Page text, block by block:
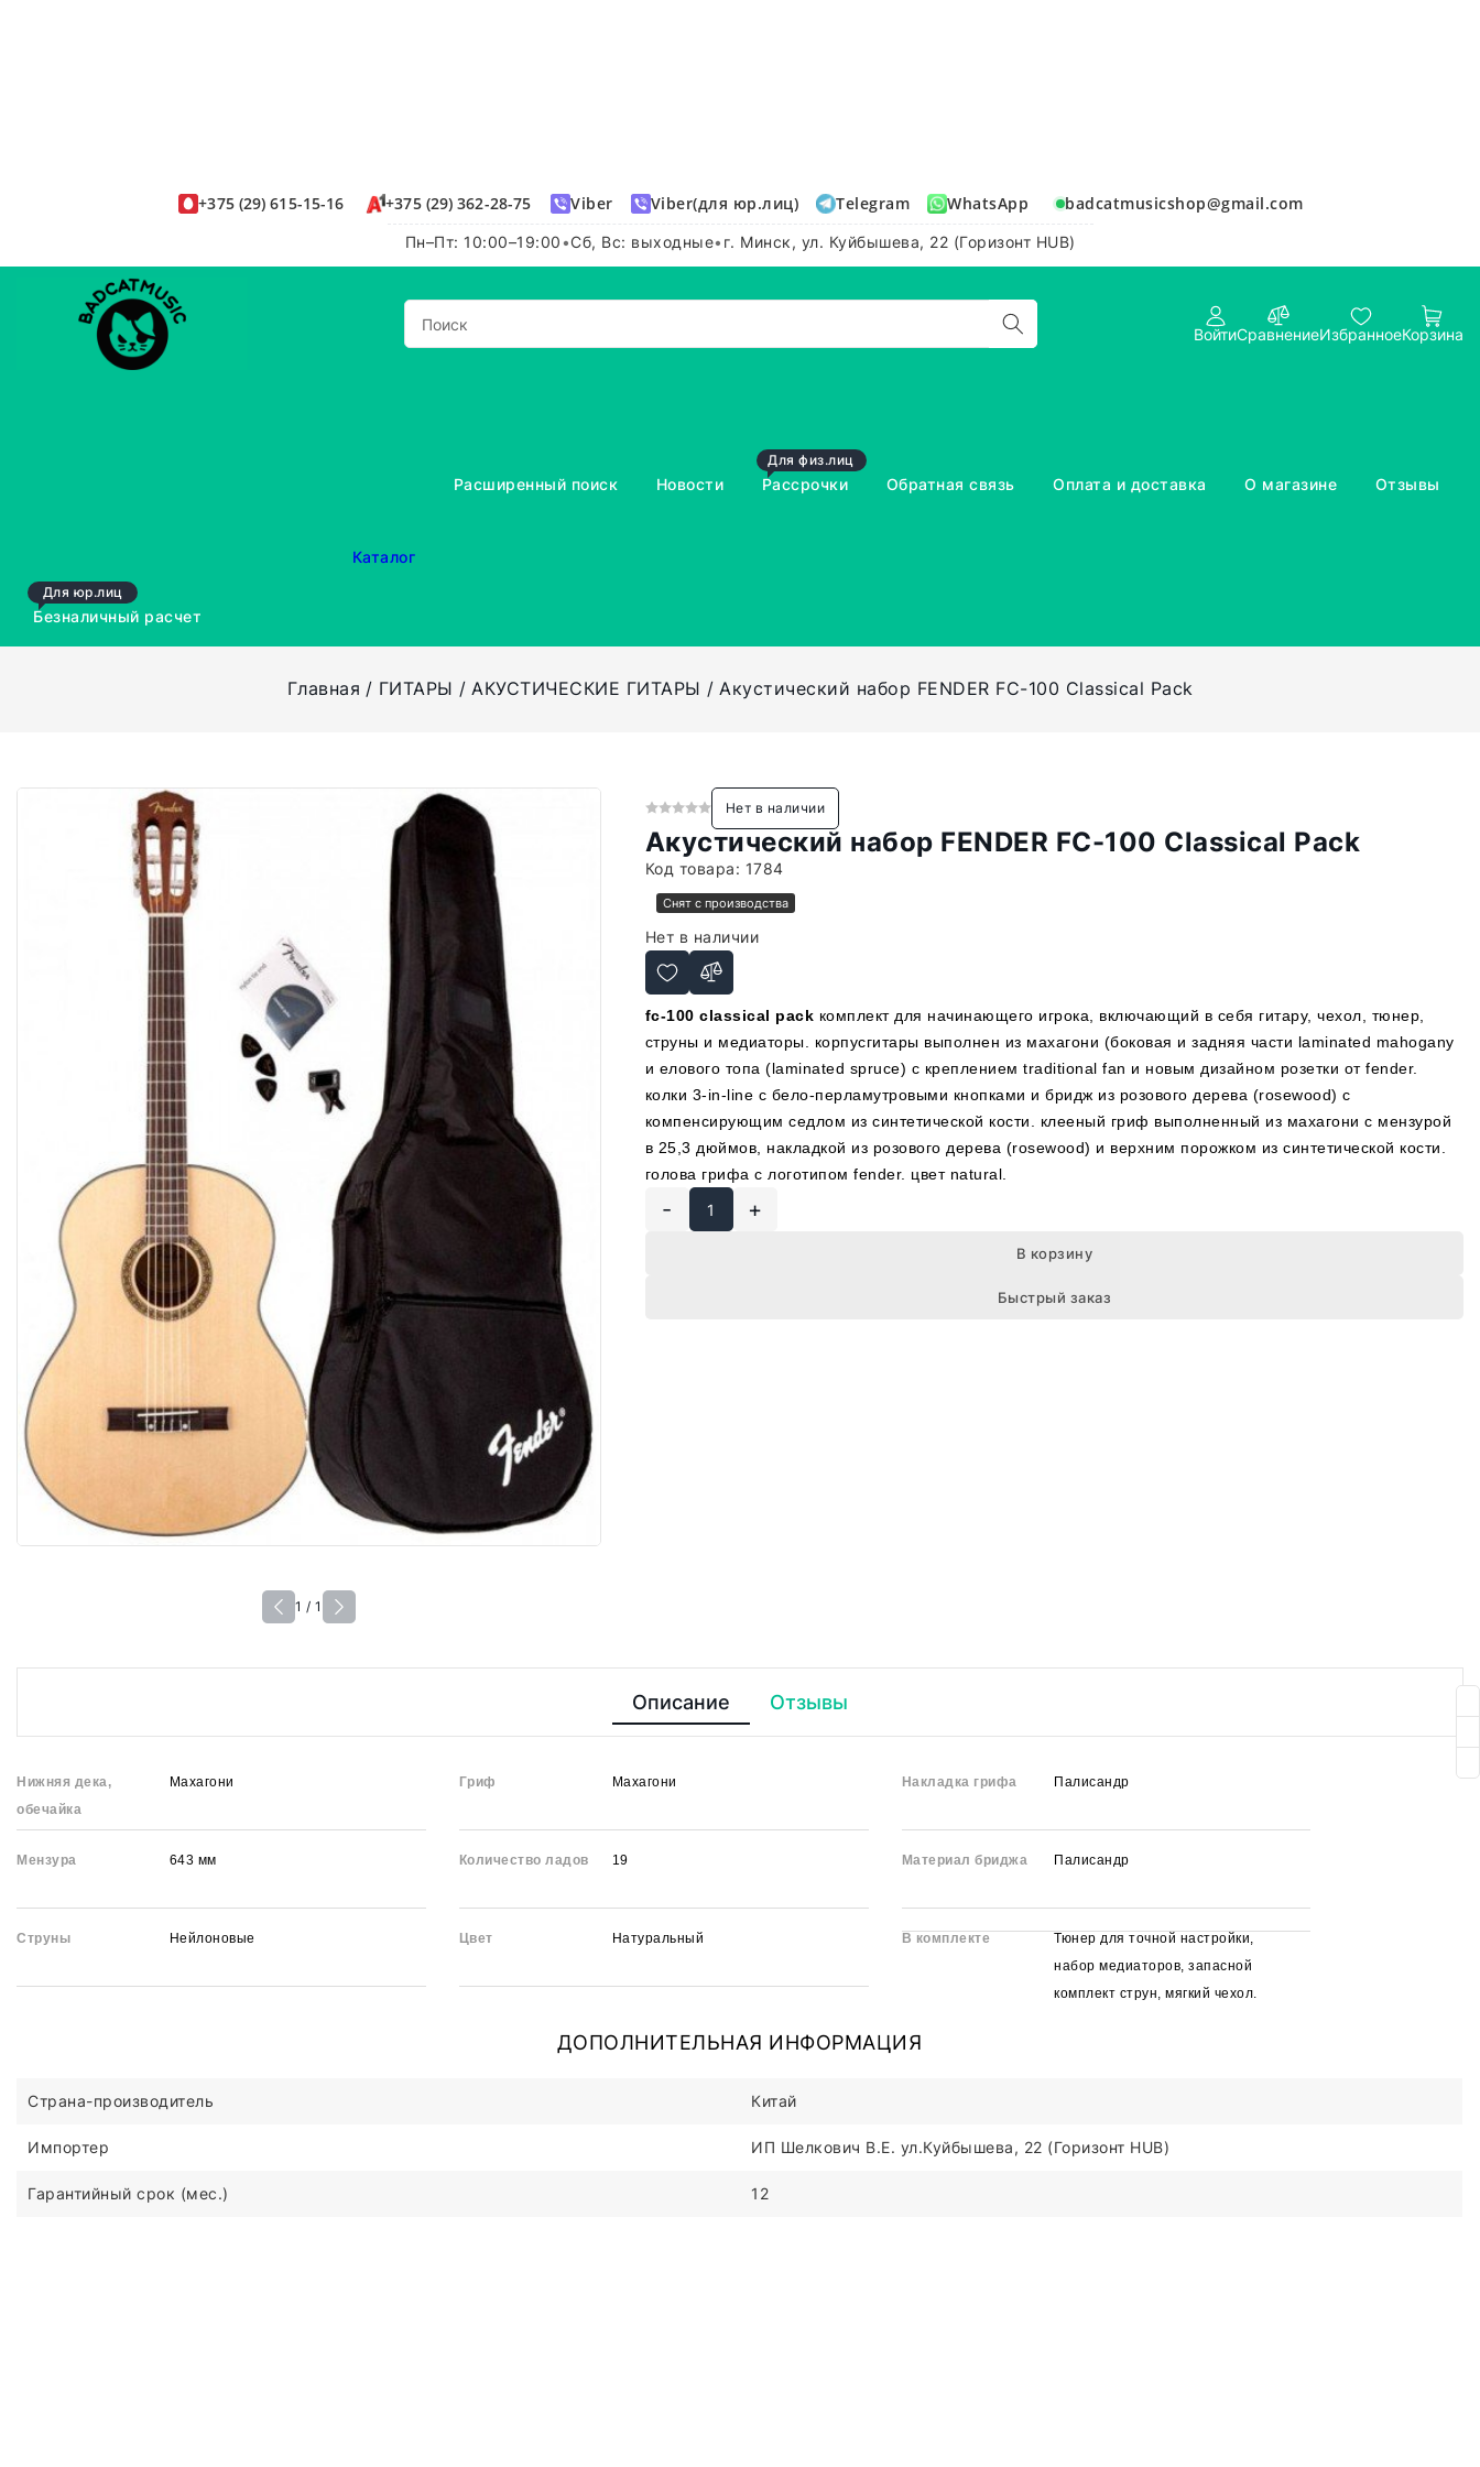
+375 (29) 615-15-16 +375 (29) 362-28-75 Viber Viber(для юр.лиц) Telegram WhatsApp badcatmusicshop@gmail.com
Пн–Пт: 10:00–19:00•Сб, Вс: выходные• г. Минск, ул. Куйбышева, 22 (Горизонт HUB)
ВойтиСравнениеИзбранноеКорзина
Каталог
Расширенный поиск Новости
Для физ.лиц
Рассрочки Обратная связь Оплата и доставка О магазине Отзывы
Для юр.лиц
Безналичный расчет
Главная ГИТАРЫ АКУСТИЧЕСКИЕ ГИТАРЫ Акустический набор FENDER FC-100 Classical Pack
1 / 1
Нет в наличии
Акустический набор FENDER FC-100 Classical Pack
Код товара: 1784
Снят с производства
Нет в наличии
fc-100 classical pack комплект для начинающего игрока, включающий в себя гитару, чехол, тюнер,
струны и медиаторы. корпусгитары выполнен из махагони (боковая и задняя части laminated mahogany
и елового топа (laminated spruce) с креплением traditional fan и новым дизайном розетки от fender.
колки 3-in-line с бело-перламутровыми кнопками и бридж из розового дерева (rosewood) с
компенсирующим седлом из синтетической кости. клееный гриф выполненный из махагони с мензурой
в 25,3 дюймов, накладкой из розового дерева (rosewood) и верхним порожком из синтетической кости.
голова грифа с логотипом fender. цвет natural.
- +
В корзину
Быстрый заказ
Описание Отзывы
Нижняя дека,
обечайка
Махагони Гриф Махагони Накладка грифа Палисандр
Мензура 643 мм Количество ладов 19 Материал бриджа Палисандр
Струны Нейлоновые Цвет Натуральный В комплекте
Тюнер для точной настройки,
набор медиаторов, запасной
комплект струн, мягкий чехол.
ДОПОЛНИТЕЛЬНАЯ ИНФОРМАЦИЯ
Страна-производитель Китай
Импортер ИП Шелкович В.Е. ул.Куйбышева, 22 (Горизонт HUB)
Гарантийный срок (мес.) 12